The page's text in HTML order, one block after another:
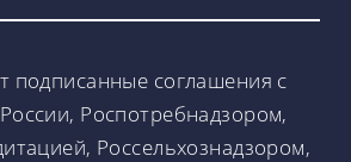
подписанные соглашения с
Роспотребнадзором,
Россельхознадзором,